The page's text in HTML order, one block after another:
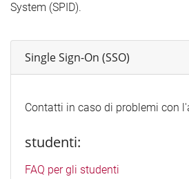
System (SPID).
Single Sign-On (SSO)
Contatti in caso di problemi con
studenti:
FAQ per gli studenti